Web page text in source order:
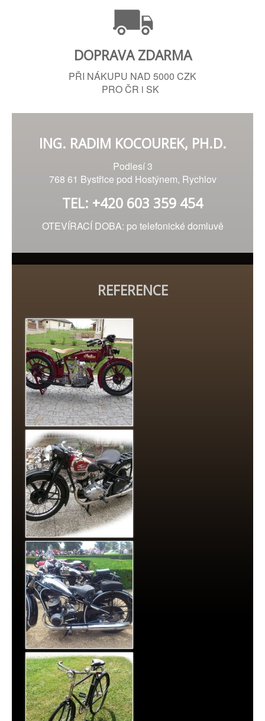
DOPRAVA ZDARMA
PŘI NÁKUPU NAD 5000 CZK
PRO ČR i SK
ING. RADIM KOCOUREK, PH.D.
Podlesí 3
768 61 Bystřice pod Hostýnem, Rychlov
TEL: +420 603 359 454
OTEVÍRACÍ DOBA: po telefonické domluvě
REFERENCE